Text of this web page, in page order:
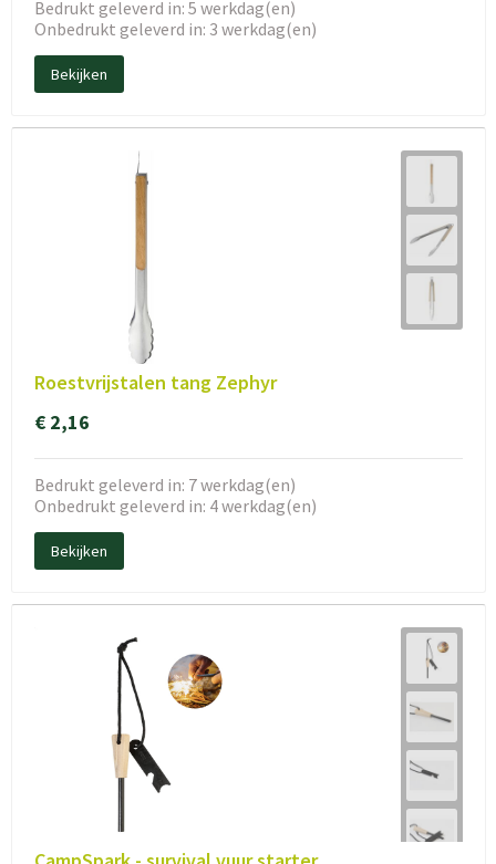
Bedrukt geleverd in: 5 werkdag(en)
Onbedrukt geleverd in: 3 werkdag(en)
Bekijken
Roestvrijstalen tang Zephyr
€ 2,16
Bedrukt geleverd in: 7 werkdag(en)
Onbedrukt geleverd in: 4 werkdag(en)
Bekijken